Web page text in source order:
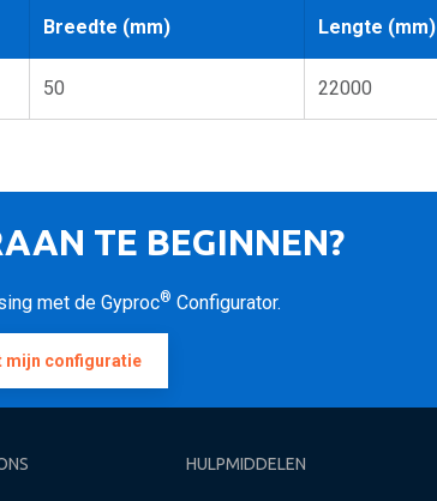
Breedte (mm) Lengte (mm)
50 22000
TE BEGINNEN?
met de Gyproc® Configurator.
mijn configuratie
HULPMIDDELEN